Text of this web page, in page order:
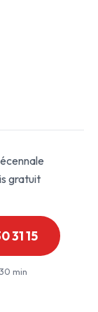
gratuit
31 15
min